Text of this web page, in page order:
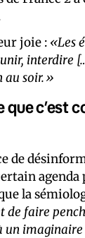
joie : «Les
interdire
au soir.»
c’est
de
la
de faire
un